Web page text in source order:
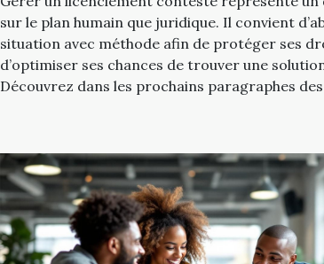
sur le plan humain que juridique. Il convient
situation avec méthode afin de protéger ses
d’optimiser ses chances de trouver une
Découvrez dans les prochains paragraphes